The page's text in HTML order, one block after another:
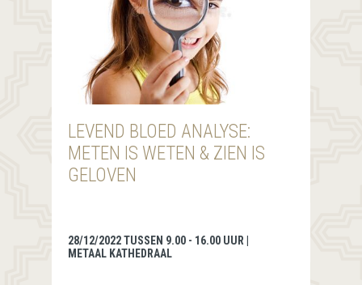
LEVEND BLOED ANALYSE:
METEN IS WETEN & ZIEN IS
GELOVEN
28/12/2022 TUSSEN 9.00 - 16.00 UUR |
METAAL KATHEDRAAL